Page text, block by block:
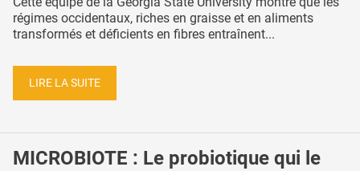
régimes occidentaux, riches en graisse et en aliments
transformés et déficients en fibres entraînent...
LIRE LA SUITE
MICROBIOTE : Le probiotique qui le